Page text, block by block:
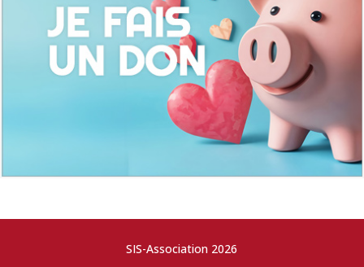
SIS-Association 2026